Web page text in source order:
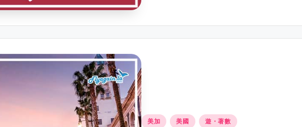
Posted
美加 美國 遊・著數